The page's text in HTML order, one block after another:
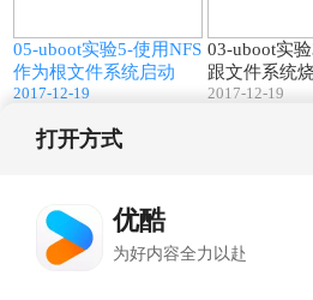
05-uboot实验5-使用NFS
作为根文件系统启动
2017-12-19
03-uboot实
跟文件系统
2017-12-19
打开方式
优酷
为好内容全力以赴